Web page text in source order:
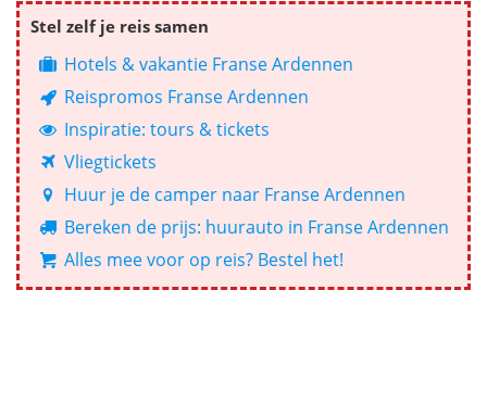
Stel zelf je reis samen
Hotels & vakantie Franse Ardennen
Reispromos Franse Ardennen
Inspiratie: tours & tickets
Vliegtickets
Huur je de camper naar Franse Ardennen
Bereken de prijs: huurauto in Franse Ardennen
Alles mee voor op reis? Bestel het!